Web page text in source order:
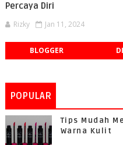
Percaya Diri
Rizky Jan 11, 2024
BLOGGER
POPULAR
Tips Mudah
Warna Kulit